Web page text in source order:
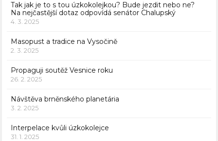
Tak jak je to s tou úzkokolejkou? Bude jezdit nebo ne?
Na nejčastější dotaz odpovídá senátor Chalupský
4. 3. 2025
Masopust a tradice na Vysočině
2. 3. 2025
Propaguji soutěž Vesnice roku
26. 2. 2025
Návštěva brněnského planetária
3. 2. 2025
Interpelace kvůli úzkokolejce
31. 1. 2025